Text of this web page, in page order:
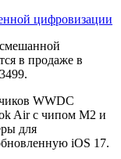
цифровизации
в продаже в
WWDC
Air с чипом М2 и
для
iOS 17.